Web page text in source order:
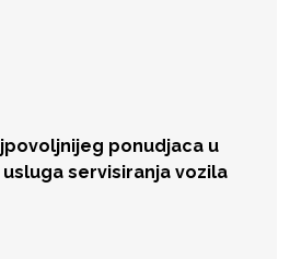
ponudjaca u
servisiranja vozila